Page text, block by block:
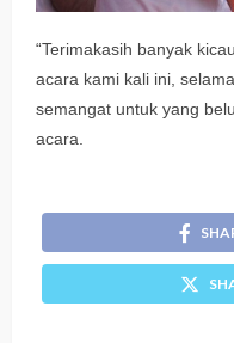
“Terimakasih banyak
acara kami kali ini,
semangat untuk yang
acara.